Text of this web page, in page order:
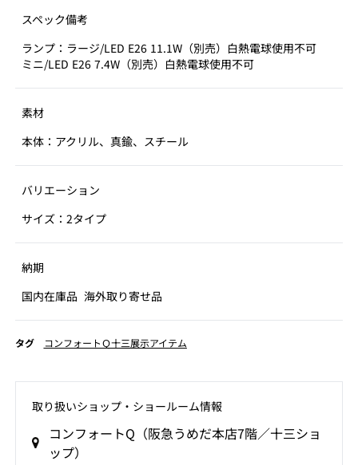
スペック備考
ランプ：ラージ/LED E26 11.1W（別売）白熱電球使用不可
ミニ/LED E26 7.4W（別売）白熱電球使用不可
素材
本体：アクリル、真鍮、スチール
バリエーション
サイズ：2タイプ
納期
国内在庫品 海外取り寄せ品
タグ コンフォートＱ十三展示アイテム
取り扱いショップ‧ショールーム情報
コンフォートQ（阪急うめだ本店7階／十三ショ
ップ）